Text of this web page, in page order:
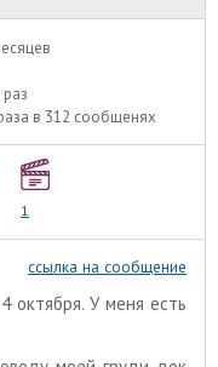
раз
в 312 сообщенях
1
ссылка на сообщение
октября. У меня есть